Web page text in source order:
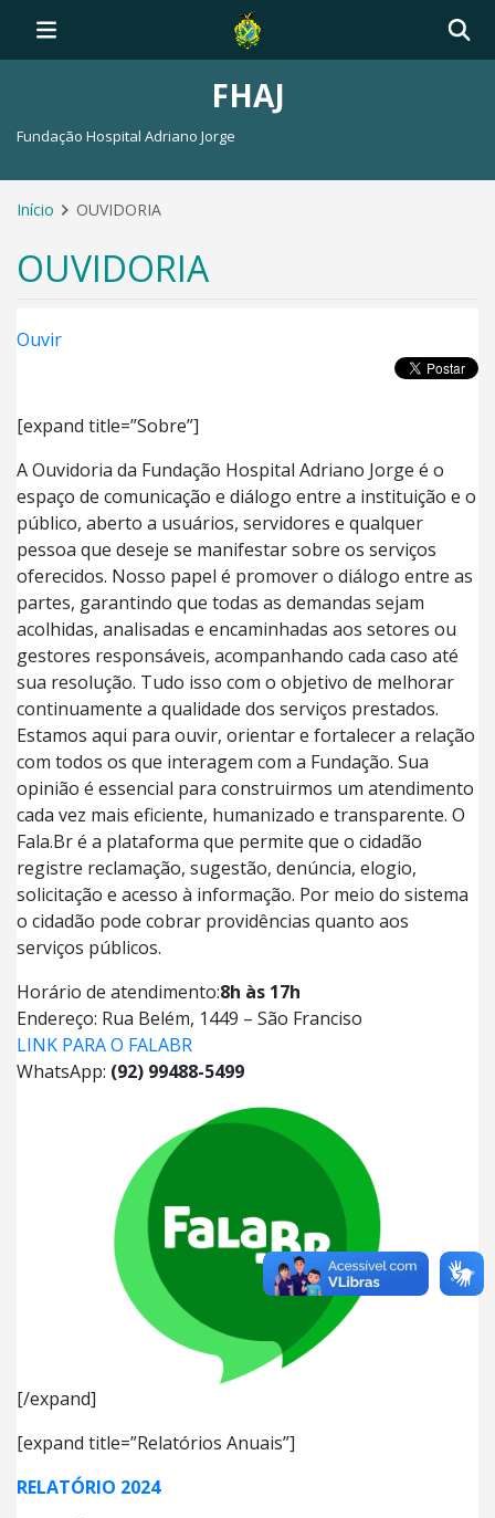
FHAJ
Fundação Hospital Adriano Jorge
Início OUVIDORIA
OUVIDORIA
Ouvir
[expand title=”Sobre”]
A Ouvidoria da Fundação Hospital Adriano Jorge é o
espaço de comunicação e diálogo entre a instituição e o
público, aberto a usuários, servidores e qualquer
pessoa que deseje se manifestar sobre os serviços
oferecidos. Nosso papel é promover o diálogo entre as
partes, garantindo que todas as demandas sejam
acolhidas, analisadas e encaminhadas aos setores ou
gestores responsáveis, acompanhando cada caso até
sua resolução. Tudo isso com o objetivo de melhorar
continuamente a qualidade dos serviços prestados.
Estamos aqui para ouvir, orientar e fortalecer a relação
com todos os que interagem com a Fundação. Sua
opinião é essencial para construirmos um atendimento
cada vez mais eficiente, humanizado e transparente. O
Fala.Br é a plataforma que permite que o cidadão
registre reclamação, sugestão, denúncia, elogio,
solicitação e acesso à informação. Por meio do sistema
o cidadão pode cobrar providências quanto aos
serviços públicos.
Horário de atendimento:8h às 17h
Endereço: Rua Belém, 1449 – São Franciso
LINK PARA O FALABR
WhatsApp: (92) 99488-5499
[/expand]
[expand title=”Relatórios Anuais”]
RELATÓRIO 2024